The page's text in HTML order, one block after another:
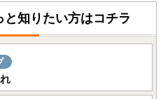
知りたい方はコチラ